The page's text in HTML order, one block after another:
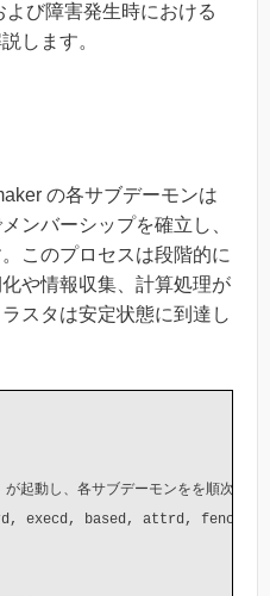
び障害発生時における
します。
の各サブデーモンは
ンバーシップを確立し、
このプロセスは段階的に
や情報収集、計算処理が
スタは安定状態に到達し
起動し、各サブデーモンをを順次起動
execd, based, attrd, fenced)